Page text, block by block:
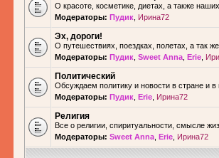
О красоте, косметике, диетах, а также
Модераторы: Пудик Ирина72
Эх, дороги!
О путешествиях, поездках, полетах, а так
Модераторы: Пудик Sweet Anna Erie
Политический
Обсуждаем политику и новости в стране и в
Модераторы: Пудик Erie Ирина72
Религия
Все о религии, спиритуальности, смысле
Модераторы: Sweet Anna Erie Ирина72